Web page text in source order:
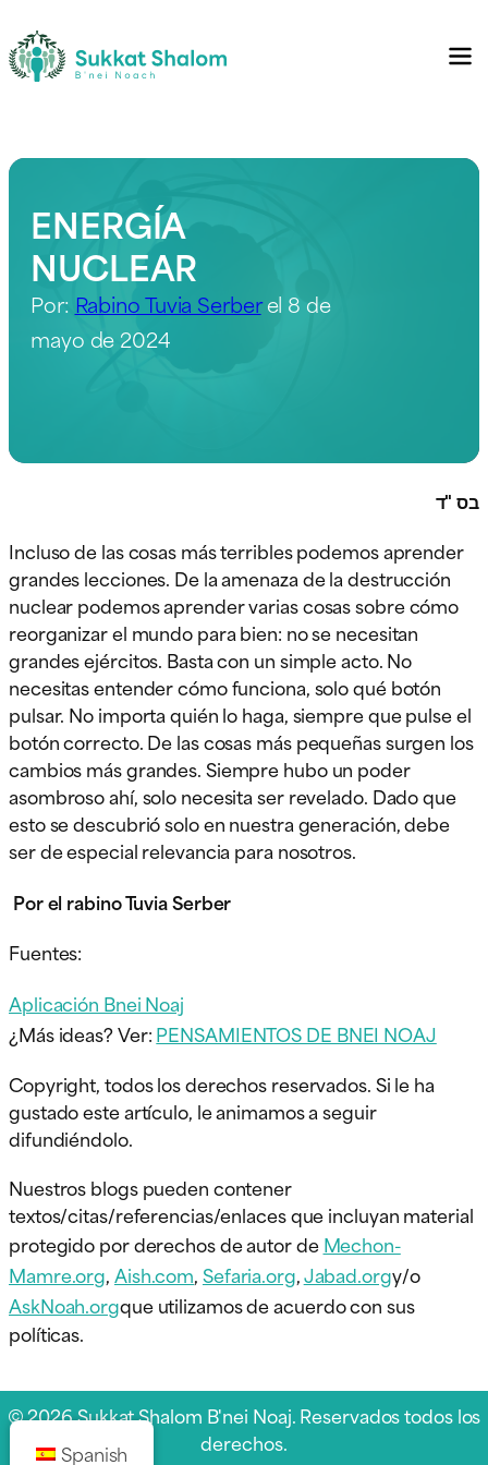
ENERGÍA
NUCLEAR
Por: Rabino Tuvia Serberel 8 de
mayo de 2024
בס "ד
Incluso de las cosas más terribles podemos aprender
grandes lecciones. De la amenaza de la destrucción
nuclear podemos aprender varias cosas sobre cómo
reorganizar el mundo para bien: no se necesitan
grandes ejércitos. Basta con un simple acto. No
necesitas entender cómo funciona, solo qué botón
pulsar. No importa quién lo haga, siempre que pulse el
botón correcto. De las cosas más pequeñas surgen los
cambios más grandes. Siempre hubo un poder
asombroso ahí, solo necesita ser revelado. Dado que
esto se descubrió solo en nuestra generación, debe
ser de especial relevancia para nosotros.
Por el rabino Tuvia Serber
Fuentes:
Aplicación Bnei Noaj
¿Más ideas? Ver:PENSAMIENTOS DE BNEI NOAJ
Copyright, todos los derechos reservados. Si le ha
gustado este artículo, le animamos a seguir
difundiéndolo.
Nuestros blogs pueden contener
textos/citas/referencias/enlaces que incluyan material
protegido por derechos de autor deMechon-
Mamre.org,Aish.com,Sefaria.org,Jabad.orgy/o
AskNoah.orgque utilizamos de acuerdo con sus
políticas.
© 2026 Sukkat Shalom B'nei Noaj. Reservados todos los
derechos.
Spanish